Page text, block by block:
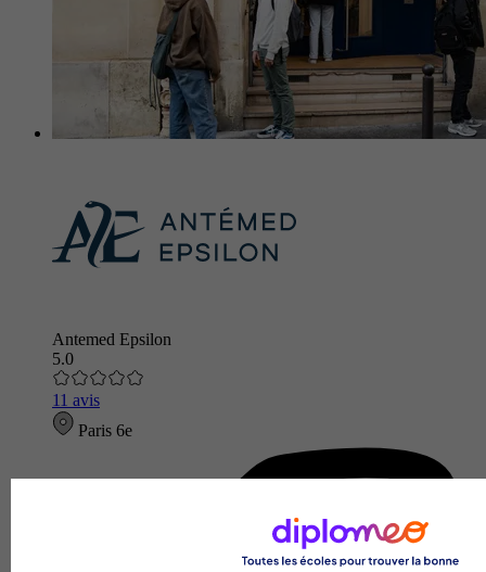
Antemed Epsilon
5.0
11 avis
Paris 6e